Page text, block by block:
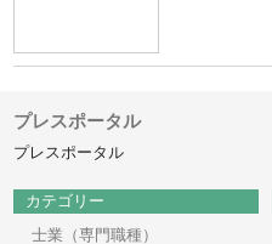
プレスポータル
プレスポータル
カテゴリー
士業（専門職種）